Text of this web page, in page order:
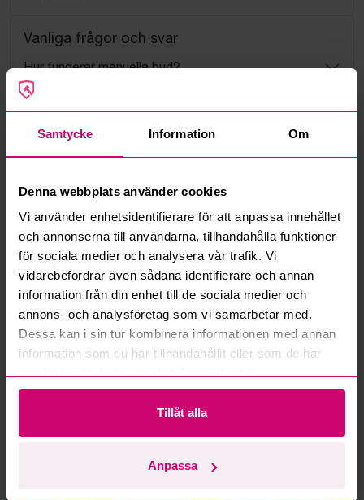
Samtycke Information Om
Denna webbplats använder cookies
Vi använder enhetsidentifierare för att anpassa innehållet
och annonserna till användarna, tillhandahålla funktioner
för sociala medier och analysera vår trafik. Vi
vidarebefordrar även sådana identifierare och annan
information från din enhet till de sociala medier och
annons- och analysföretag som vi samarbetar med.
Dessa kan i sin tur kombinera informationen med annan
information som du har tillhandahållit eller som de har
Tillåt alla
Anpassa
Vanliga frågor och svar
Hur fungerar manuella bud?
Vad innebär serviceavgift?
Vad är ett reservationspris?
Hur fungerar maxbud?
Hur fungerar budmotorn?
Kan jag ångra ett bud?
Kan ni frakta mina vunna objekt?
Mer från samma kategori